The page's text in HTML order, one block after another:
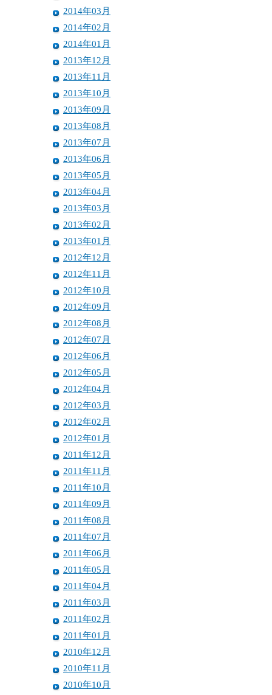
2014年03月
2014年02月
2014年01月
2013年12月
2013年11月
2013年10月
2013年09月
2013年08月
2013年07月
2013年06月
2013年05月
2013年04月
2013年03月
2013年02月
2013年01月
2012年12月
2012年11月
2012年10月
2012年09月
2012年08月
2012年07月
2012年06月
2012年05月
2012年04月
2012年03月
2012年02月
2012年01月
2011年12月
2011年11月
2011年10月
2011年09月
2011年08月
2011年07月
2011年06月
2011年05月
2011年04月
2011年03月
2011年02月
2011年01月
2010年12月
2010年11月
2010年10月